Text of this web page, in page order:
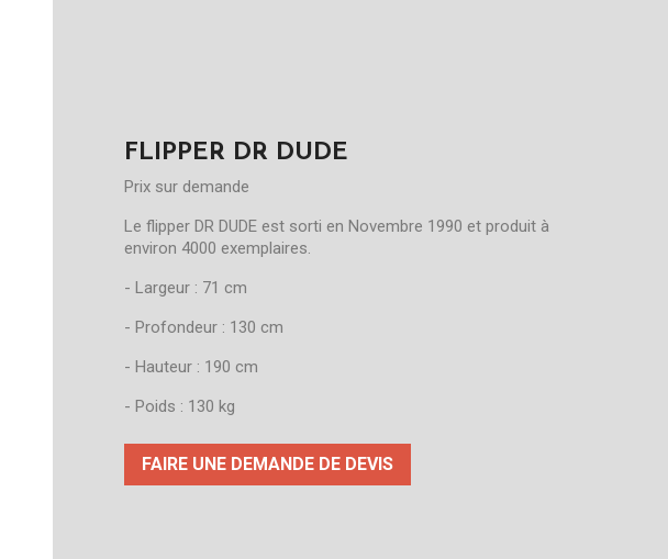
FLIPPER DR DUDE
Prix sur demande
Le flipper DR DUDE est sorti en Novembre 1990 et produit à
environ 4000 exemplaires.
- Largeur : 71 cm
- Profondeur : 130 cm
- Hauteur : 190 cm
- Poids : 130 kg
FAIRE UNE DEMANDE DE DEVIS